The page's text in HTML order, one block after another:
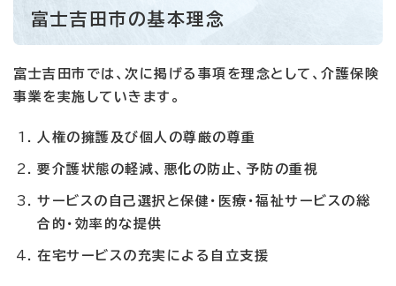
富士吉田市の基本理念
富士吉田市では、次に掲げる事項を理念として、介護保険
事業を実施していきます。
人権の擁護及び個人の尊厳の尊重
要介護状態の軽減、悪化の防止、予防の重視
サービスの自己選択と保健・医療・福祉サービスの総
合的・効率的な提供
在宅サービスの充実による自立支援